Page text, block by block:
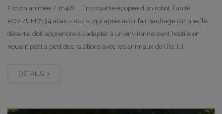
Fiction animée / 1h42). L’incroyable épopée d’un robot, l’unité
ROZZUM 7134 alias « Roz », qui après avoir fait naufrage sur une île
déserte, doit apprendre à s’adapter à un environnement hostile en
nouant petit à petit des relations avec les animaux de l’île. […]
DÉTAILS